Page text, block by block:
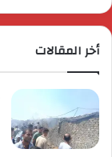
أخر المقالات